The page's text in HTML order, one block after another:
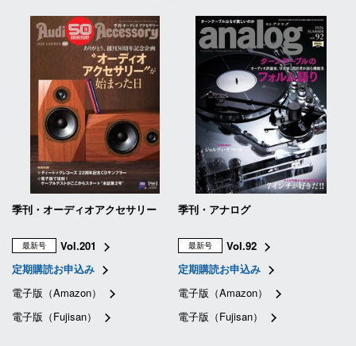
季刊・オーディオアクセサリー
最新号
Vol.201
定期購読お申込み
電子版（Amazon）
電子版（Fujisan）
季刊・アナログ
最新号
Vol.92
定期購読お申込み
電子版（Amazon）
電子版（Fujisan）